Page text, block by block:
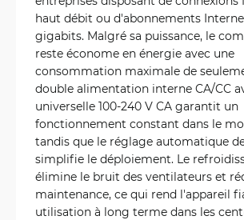
haut débit ou d'abonnements
gigabits. Malgré sa puissance, le
reste économe en énergie avec une
consommation maximale de
double alimentation interne CA/CC
universelle 100-240 V CA garantit un
fonctionnement constant dans le
tandis que le réglage automatique
simplifie le déploiement. Le
élimine le bruit des ventilateurs et
maintenance, ce qui rend l'appareil
utilisation à long terme dans les